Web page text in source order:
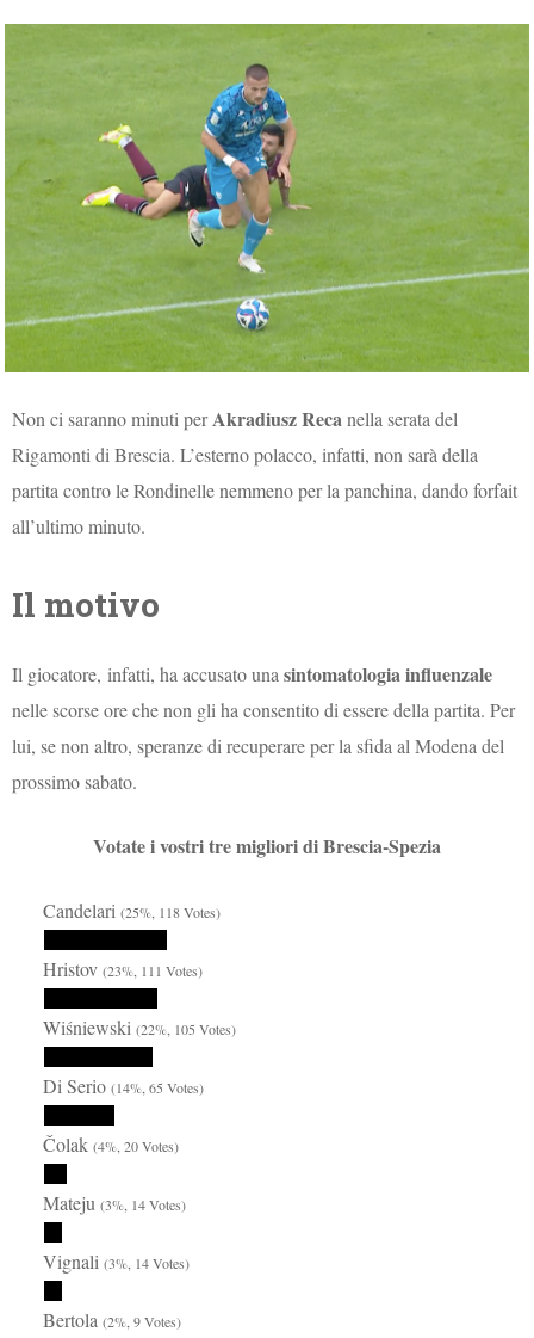
Non ci saranno minuti perAkradiusz Recanella serata del
Rigamonti di Brescia. L’esterno polacco, infatti, non sarà della
partita contro le Rondinelle nemmeno per la panchina, dando forfait
all’ultimo minuto.
Il motivo
Il giocatore, infatti, ha accusato una sintomatologia influenzale
nelle scorse ore che non gli ha consentito di essere della partita. Per
lui, se non altro, speranze di recuperare per la sfida al Modena del
prossimo sabato.
Votate i vostri tre migliori di Brescia-Spezia
Candelari(25%, 118 Votes)
Hristov(23%, 111 Votes)
Wiśniewski(22%, 105 Votes)
Di Serio(14%, 65 Votes)
Čolak(4%, 20 Votes)
Mateju(3%, 14 Votes)
Vignali(3%, 14 Votes)
Bertola(2%, 9 Votes)